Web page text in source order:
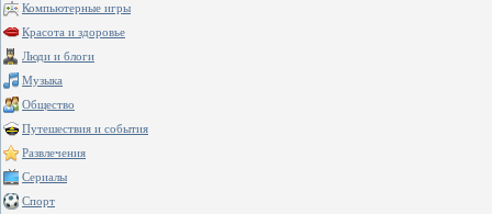
Компьютерные игры
Красота и здоровье
Люди и блоги
Музыка
Общество
Путешествия и события
Развлечения
Сериалы
Спорт